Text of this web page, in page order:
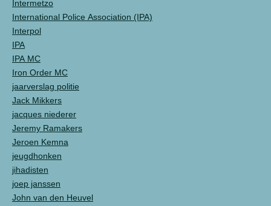
Intermetzo
International Police Association (IPA)
Interpol
IPA
IPA MC
Iron Order MC
jaarverslag politie
Jack Mikkers
jacques niederer
Jeremy Ramakers
Jeroen Kemna
jeugdhonken
jihadisten
joep janssen
John van den Heuvel